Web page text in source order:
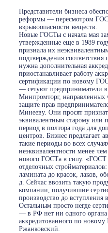
Представители бизнеса
реформы — пересмотром
взрывоопасности веществ.
Новые ГОСТы с начала мая
утвержденные еще в 1989
признала их
подтверждения
нужна дополнительная
приостанавливает работу
сертификации по новому
— сетуют предприниматели
Минпромторг, направленных
защите прав
Минееву. Они просят
эквивалентным старому или
период в полтора года для
центров. Бизнес предлагает
такие периоды во всех
неэквивалентности менее
нового ГОСТа в силу. «ГОСТ
отделочных
ламината до красок, лаков,
д. Сейчас ввозить такую
компании, получившие
производство до
Остальным просто негде
— в РФ нет ни одного
аккредитованного по
Ржанковский.